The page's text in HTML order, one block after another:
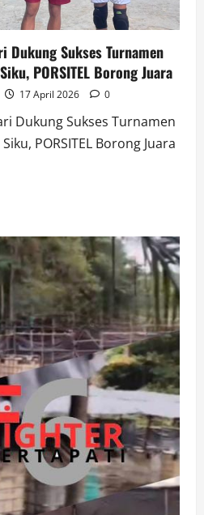
Dukung Sukses Turnamen
PORSITEL Borong Juara
17 April 2026 0
Dukung Sukses Turnamen
PORSITEL Borong Juara